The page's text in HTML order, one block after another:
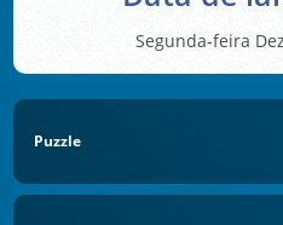
Segunda-feira
Puzzle